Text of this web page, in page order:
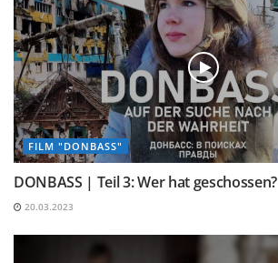
FILM "DONBASS"
DONBASS | Teil 3: Wer hat geschossen?
20.03.2023